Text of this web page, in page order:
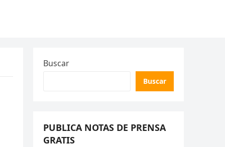
Buscar
Buscar
PUBLICA NOTAS DE PRENSA
GRATIS